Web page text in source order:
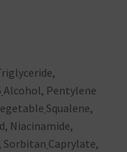
Alcohol, Pentylene
Squalene,
Niacinamide,
Sorbitan Caprylate,